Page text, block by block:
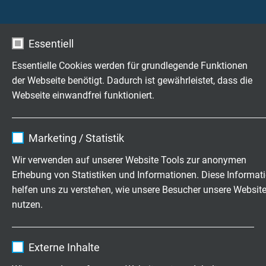
Essentiell
Essentielle Cookies werden für grundlegende Funktionen
der Webseite benötigt. Dadurch ist gewährleistet, dass die
Webseite einwandfrei funktioniert.
Laufzeit 1 Jahr
Marketing / Statistik
Wir verwenden auf unserer Website Tools zur anonymen
Erhebung von Statistiken und Informationen. Diese
helfen uns zu verstehen, wie unsere Besucher unsere Website
nutzen.
Externe Inhalte
Wetterbeständigkeit
UV-Beständigkeit
diese Eigenschaft verbessert
Zugbeanspruchung
nach VDE 0298-3 Abschnitt 7.1
Mechanische Eigenschaften
Die wesentlichen mechanischen Eigenschaften,
- hohe Zugfestigkeit